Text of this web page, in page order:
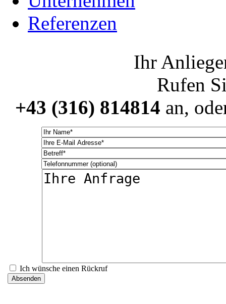
Referenzen
Ihr
Rufen
+43 (316) 814814 an,
Ich wünsche einen Rückruf
Absenden